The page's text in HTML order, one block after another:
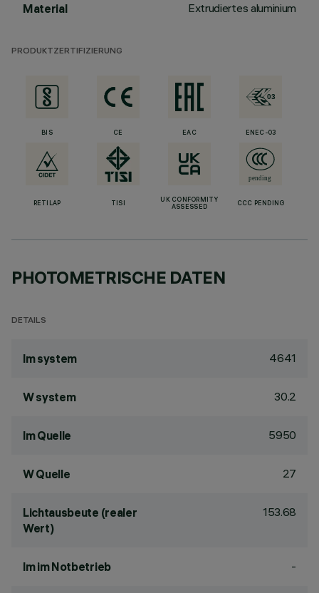
Material Extrudiertes aluminium
PRODUKTZERTIFIZIERUNG
BIS CE EAC ENEC-03
RETILAP TISI
UK CONFORMITY
ASSESSED
CCC PENDING
PHOTOMETRISCHE DATEN
DETAILS
lm system 4641
W system 30.2
lm Quelle 5950
W Quelle 27
Lichtausbeute (realer
Wert)
153.68
lm im Notbetrieb -